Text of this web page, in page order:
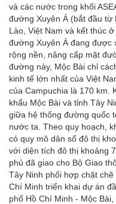
và các nước trong khối
đường Xuyên Á (bắt đầu từ
Lào, Việt Nam và kết thúc
đường Xuyên Á đang
rộng nền, nâng cấp mặt
đường này, Mộc Bài chỉ
kinh tế lớn nhất của Việt
của Campuchia là 170 km.
khẩu Mộc Bài và tỉnh Tây
giữa hệ thống đường quốc
nước ta. Theo quy hoạch,
có quy mô dân số đô thị
với diện tích đô thị khoảng
phủ đã giao cho Bộ Giao
Tây Ninh phối hợp chặt
Chí Minh triển khai dự án
phố Hồ Chí Minh - Mộc